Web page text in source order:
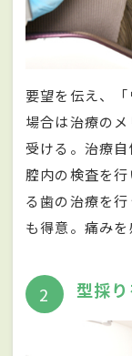
要望を伝え、
場合は治療の
受ける。治療
腔内の検査を
る歯の治療を
も得意。痛み
2 型採